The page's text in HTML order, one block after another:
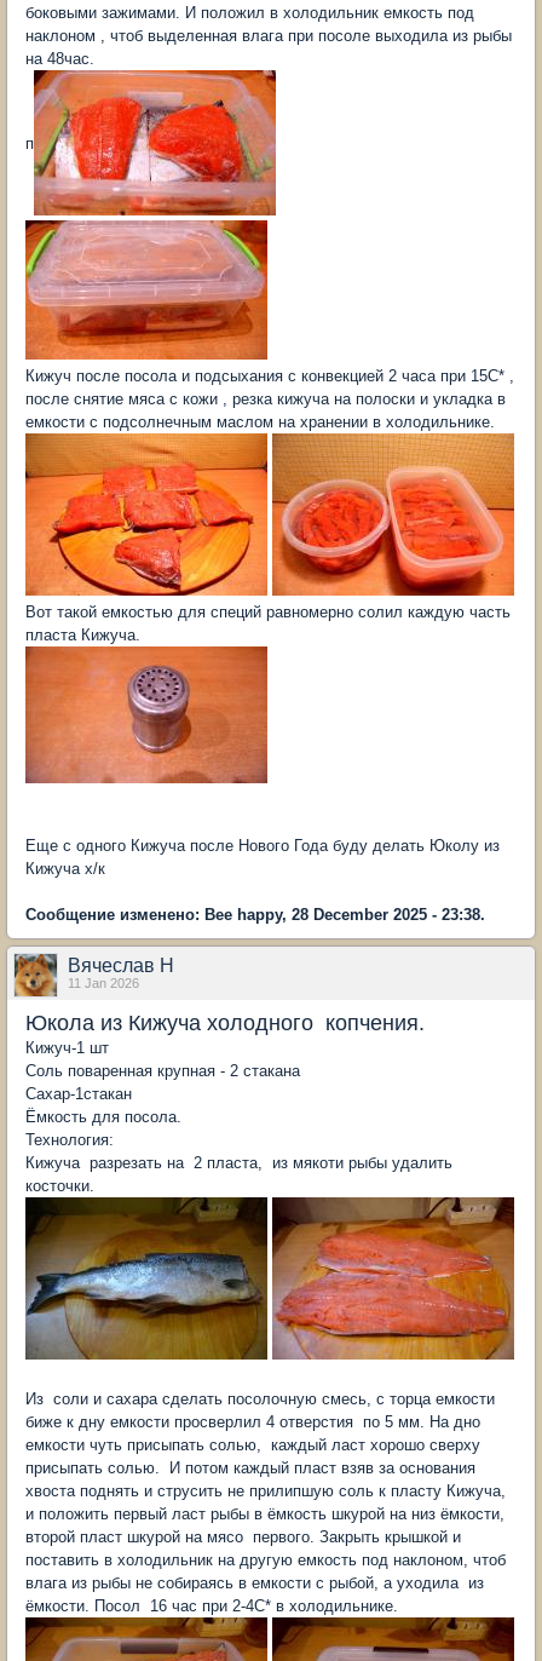
боковыми зажимами. И положил в холодильник емкость под
наклоном , чтоб выделенная влага при посоле выходила из рыбы
на 48час.
п
Кижуч после посола и подсыхания с конвекцией 2 часа при 15С* ,
после снятие мяса с кожи , резка кижуча на полоски и укладка в
емкости с подсолнечным маслом на хранении в холодильнике.
Вот такой емкостью для специй равномерно солил каждую часть
пласта Кижуча.
Еще с одного Кижуча после Нового Года буду делать Юколу из
Кижуча х/к
Сообщение изменено: Bee happy, 28 December 2025 - 23:38.
Вячеслав Н
11 Jan 2026
Юкола из Кижуча холодного копчения.
Кижуч-1 шт
Соль поваренная крупная - 2 стакана
Сахар-1стакан
Ёмкость для посола.
Технология:
Кижуча разрезать на 2 пласта, из мякоти рыбы удалить
косточки.
Из соли и сахара сделать посолочную смесь, с торца емкости
биже к дну емкости просверлил 4 отверстия по 5 мм. На дно
емкости чуть присыпать солью, каждый ласт хорошо сверху
присыпать солью. И потом каждый пласт взяв за основания
хвоста поднять и струсить не прилипшую соль к пласту Кижуча,
и положить первый ласт рыбы в ёмкость шкурой на низ ёмкости,
второй пласт шкурой на мясо первого. Закрыть крышкой и
поставить в холодильник на другую емкость под наклоном, чтоб
влага из рыбы не собираясь в емкости с рыбой, а уходила из
ёмкости. Посол 16 час при 2-4С* в холодильнике.